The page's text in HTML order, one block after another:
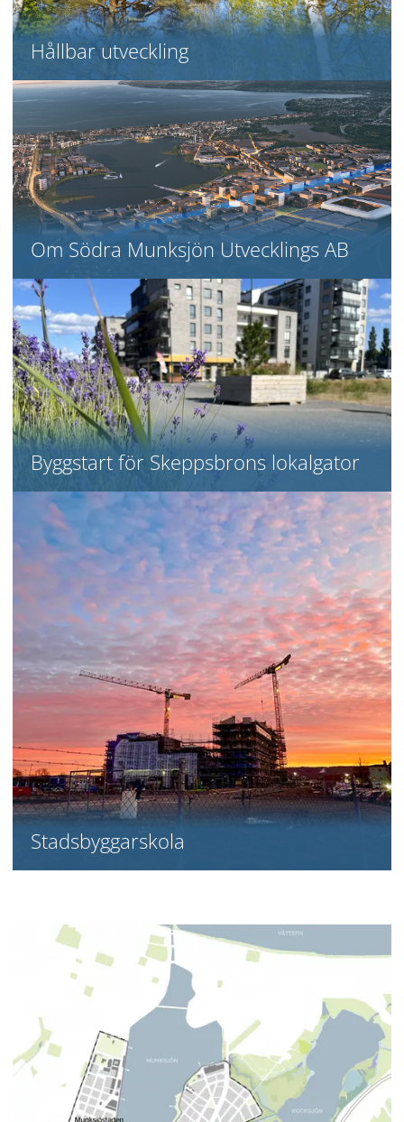
Hållbar utveckling
Om Södra Munksjön Utvecklings AB
Byggstart för Skeppsbrons lokalgator
Stadsbyggarskola